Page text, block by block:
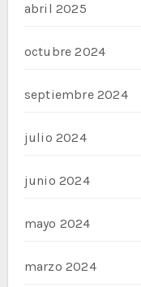
abril 2025
octubre 2024
septiembre 2024
julio 2024
junio 2024
mayo 2024
marzo 2024